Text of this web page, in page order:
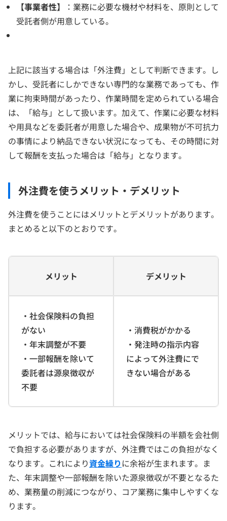
【事業者性】
：業務に必要な機材や材料を、原則として
受託者側が用意している。
上記に該当する場合は「外注費」として判断できます。し
かし、受託者にしかできない専門的な業務であっても、作
業に拘束時間があったり、作業時間を定められている場合
は、「給与」として扱います。加えて、作業に必要な材料
や用具などを委託者が用意した場合や、成果物が不可抗力
の事情により納品できない状況になっても、その時間に対
して報酬を支払った場合は「給与」となります。
外注費を使うメリット・デメリット
外注費を使うことにはメリットとデメリットがあります。
まとめると以下のとおりです。
メリット デメリット
・社会保険料の負担
がない
・年末調整が不要
・一部報酬を除いて
委託者は源泉徴収が
不要
・消費税がかかる
・発注時の指示内容
によって外注費にで
きない場合がある
メリットでは、給与においては社会保険料の半額を会社側
で負担する必要がありますが、外注費ではこの負担がなく
なります。これにより資金繰り に余裕が生まれます。ま
た、年末調整や一部報酬を除いた源泉徴収が不要となるた
め、業務量の削減につながり、コア業務に集中しやすくな
ります。